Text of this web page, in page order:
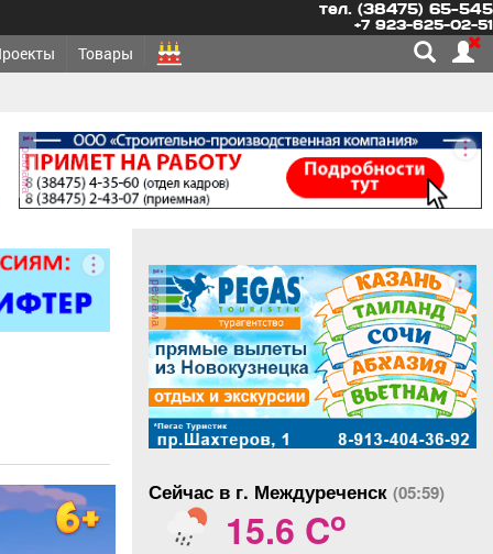
тел. (38475) 65-545
+7 923-625-02-51
Товары
реклама
реклама
Сейчас в г. Междуреченск (05:59)
15.6 Co